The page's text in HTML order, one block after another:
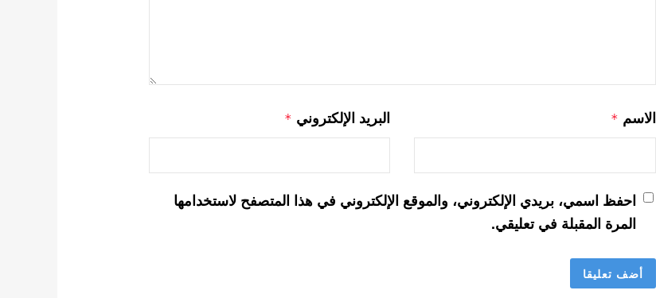
الاسم * البريد الإلكتروني *
احفظ اسمي، بريدي الإلكتروني، والموقع الإلكتروني في هذا المتصفح لاستخدامها
المرة المقبلة في تعليقي.